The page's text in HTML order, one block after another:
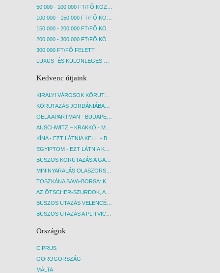
300 000 FT/FŐ FELETT
Kedvenc útjaink
KIRÁLYI VÁROSOK KÖRUTAZÁS KÖZVETLEN REPÜLŐJÁRATTAL - BUDAPEST, REPÜLŐ
Országok
CIPRUS
GÖRÖGORSZÁG
MÁLTA